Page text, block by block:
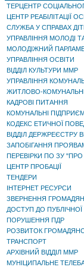
ТЕРЦЕНТР
ЦЕНТР РЕАБІЛІТАЦІЇ
СЛУЖБА У СПРАВАХ
УПРАВЛІННЯ МОЛОДІ
МОЛОДІЖНИЙ
УПРАВЛІННЯ ОСВІТИ
ВІДДІЛ КУЛЬТУРИ ММР
УПРАВЛІННЯ
ЖИТЛОВО-
КАДРОВІ ПИТАННЯ
КОМУНАЛЬНІ
КОДЕКС ЕТИЧНОЇ
ВІДДІЛ ДЕРЖРЕЄСТРУ
ЗАПОБІГАННЯ
ПЕРЕВІРКИ ПО ЗУ
ЦЕНТР ПРОБАЦІЇ
ТЕНДЕРИ
ІНТЕРНЕТ РЕСУРСИ
ЗВЕРНЕННЯ ГРОМАДЯН
ДОСТУП ДО ПУБЛІЧНОЇ
ПОРУШЕННЯ ПДР
РОЗВИТОК
ТРАНСПОРТ
АРХІВНИЙ ВІДДІЛ ММР
МУНІЦИПАЛЬНЕ